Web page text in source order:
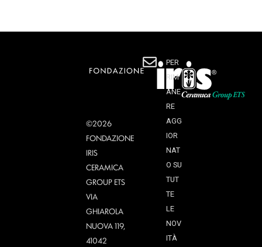
©2026
FONDAZIONE
IRIS
CERAMICA
GROUP ETS
VIA
GHIAROLA
NUOVA 119,
41042
PER
RIM
ANE
RE
AGG
IOR
NAT
O SU
TUT
TE
LE
NOV
ITÀ